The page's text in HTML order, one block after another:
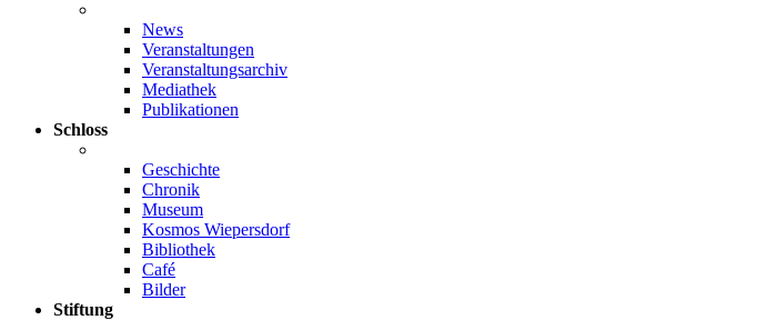
News
Veranstaltungen
Veranstaltungsarchiv
Mediathek
Publikationen
Schloss
Geschichte
Chronik
Museum
Kosmos Wiepersdorf
Bibliothek
Café
Bilder
Stiftung